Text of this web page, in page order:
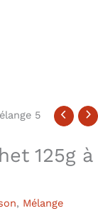
5
125g à
, Mélange